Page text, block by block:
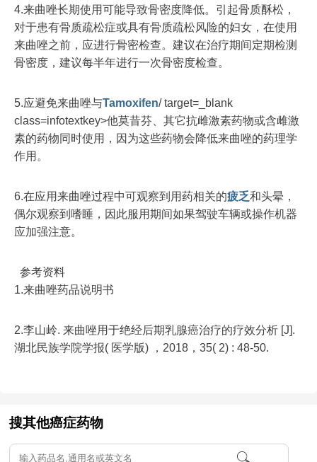
4.来曲唑长期使用可能导致骨密度降低。引起骨质酥松，
对于患有骨质疏松症或具有骨质疏松风险的妇女，在使用
来曲唑之前，应进行骨密检查。建议在治疗期间定期检测
骨密度，建议每半年进行一次骨密度检查。
5.应避免来曲唑与Tamoxifen/ target=_blank
class=infotextkey>他莫昔芬、其它抗雌激素药物或含雌激
素的药物同时使用，因为这些药物会降低来曲唑的药理学
作用。
6.在应用来曲唑过程中可观察到用药相关的疲乏和头晕，
偶尔观察到嗜睡，因此服用期间如果驾驶车辆或操作机器
应加强注意。
参考资料
1.来曲唑药品说明书
2.李山岭. 来曲唑用于绝经后期乳腺癌治疗的疗效分析 [J].
湖北民族学院学报( 医学版) ，2018，35( 2) : 48-50.
搜其他癌症药物